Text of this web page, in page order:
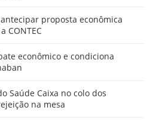
proposta econômica
CONTEC
econômico e condiciona
Saúde Caixa no colo dos
na mesa